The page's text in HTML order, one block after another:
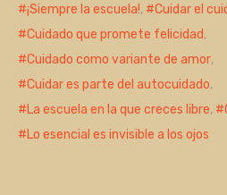
¡Siempre la escuela!, Cuidar el
Cuidado que promete felicidad,
Cuidado como variante de amor,
Cuidar es parte del autocuidado,
La escuela en la que creces libre,
Lo esencial es invisible a los ojos